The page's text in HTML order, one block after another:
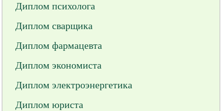
Диплом психолога
Диплом сварщика
Диплом фармацевта
Диплом экономиста
Диплом электроэнергетика
Диплом юриста